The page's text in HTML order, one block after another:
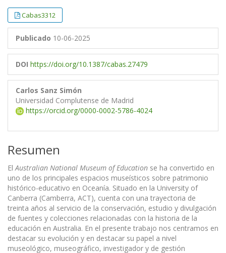
Cabas3312
Publicado 10-06-2025
DOI https://doi.org/10.1387/cabas.27479
Carlos Sanz Simón
Universidad Complutense de Madrid
https://orcid.org/0000-0002-5786-4024
Resumen
ElAustralian National Museum of Education se ha convertido en
uno de los principales espacios museísticos sobre patrimonio
histórico-educativo en Oceanía. Situado en la University of
Canberra (Camberra, ACT), cuenta con una trayectoria de
treinta años al servicio de la conservación, estudio y divulgación
de fuentes y colecciones relacionadas con la historia de la
educación en Australia. En el presente trabajo nos centramos en
destacar su evolución y en destacar su papel a nivel
museológico, museográfico, investigador y de gestión